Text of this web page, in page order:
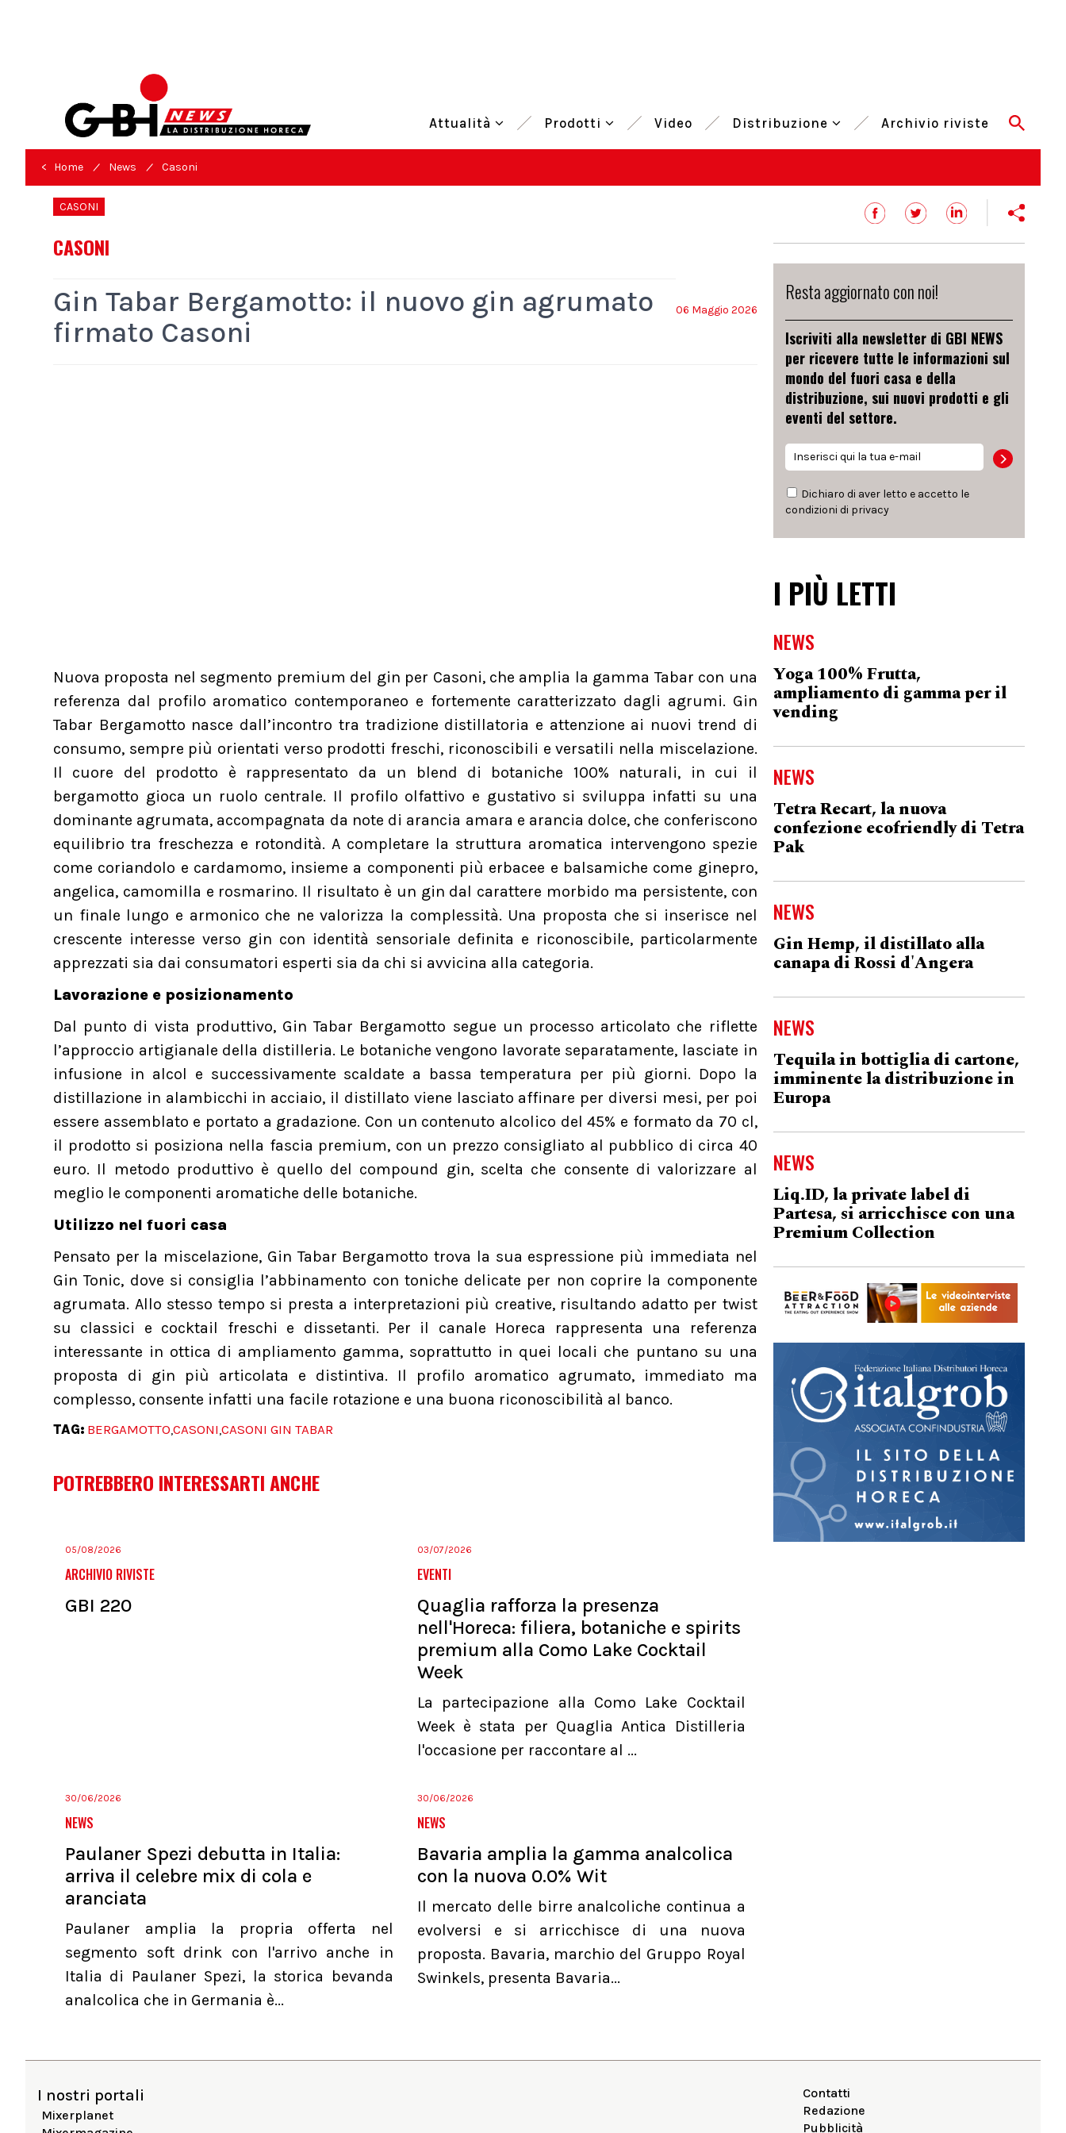
Attualità Prodotti Video Distribuzione Archivio riviste
< Home / News / Casoni
CASONI
CASONI
06 Maggio 2026
Gin Tabar Bergamotto: il nuovo gin agrumato
firmato Casoni
Nuova proposta nel segmento premium del gin per Casoni, che amplia la gamma Tabar con una
referenza dal profilo aromatico contemporaneo e fortemente caratterizzato dagli agrumi. Gin
Tabar Bergamotto nasce dall’incontro tra tradizione distillatoria e attenzione ai nuovi trend di
consumo, sempre più orientati verso prodotti freschi, riconoscibili e versatili nella miscelazione.
Il cuore del prodotto è rappresentato da un blend di botaniche 100% naturali, in cui il
bergamotto gioca un ruolo centrale. Il profilo olfattivo e gustativo si sviluppa infatti su una
dominante agrumata, accompagnata da note di arancia amara e arancia dolce, che conferiscono
equilibrio tra freschezza e rotondità. A completare la struttura aromatica intervengono spezie
come coriandolo e cardamomo, insieme a componenti più erbacee e balsamiche come ginepro,
angelica, camomilla e rosmarino. Il risultato è un gin dal carattere morbido ma persistente, con
un finale lungo e armonico che ne valorizza la complessità. Una proposta che si inserisce nel
crescente interesse verso gin con identità sensoriale definita e riconoscibile, particolarmente
apprezzati sia dai consumatori esperti sia da chi si avvicina alla categoria.
Lavorazione e posizionamento
Dal punto di vista produttivo, Gin Tabar Bergamotto segue un processo articolato che riflette
l’approccio artigianale della distilleria. Le botaniche vengono lavorate separatamente, lasciate in
infusione in alcol e successivamente scaldate a bassa temperatura per più giorni. Dopo la
distillazione in alambicchi in acciaio, il distillato viene lasciato affinare per diversi mesi, per poi
essere assemblato e portato a gradazione. Con un contenuto alcolico del 45% e formato da 70 cl,
il prodotto si posiziona nella fascia premium, con un prezzo consigliato al pubblico di circa 40
euro. Il metodo produttivo è quello del compound gin, scelta che consente di valorizzare al
meglio le componenti aromatiche delle botaniche.
Utilizzo nel fuori casa
Pensato per la miscelazione, Gin Tabar Bergamotto trova la sua espressione più immediata nel
Gin Tonic, dove si consiglia l’abbinamento con toniche delicate per non coprire la componente
agrumata. Allo stesso tempo si presta a interpretazioni più creative, risultando adatto per twist
su classici e cocktail freschi e dissetanti. Per il canale Horeca rappresenta una referenza
interessante in ottica di ampliamento gamma, soprattutto in quei locali che puntano su una
proposta di gin più articolata e distintiva. Il profilo aromatico agrumato, immediato ma
complesso, consente infatti una facile rotazione e una buona riconoscibilità al banco.
TAG: BERGAMOTTO,CASONI,CASONI GIN TABAR
POTREBBERO INTERESSARTI ANCHE
05/08/2026
ARCHIVIO RIVISTE
GBI 220
03/07/2026
EVENTI
Quaglia rafforza la presenza
nell'Horeca: filiera, botaniche e spirits
premium alla Como Lake Cocktail
Week
La partecipazione alla Como Lake Cocktail
Week è stata per Quaglia Antica Distilleria
l'occasione per raccontare al ...
30/06/2026
NEWS
Paulaner Spezi debutta in Italia:
arriva il celebre mix di cola e
aranciata
Paulaner amplia la propria offerta nel
segmento soft drink con l'arrivo anche in
Italia di Paulaner Spezi, la storica bevanda
analcolica che in Germania è...
30/06/2026
NEWS
Bavaria amplia la gamma analcolica
con la nuova 0.0% Wit
Il mercato delle birre analcoliche continua a
evolversi e si arricchisce di una nuova
proposta. Bavaria, marchio del Gruppo Royal
Swinkels, presenta Bavaria...
Resta aggiornato con noi!
Iscriviti alla newsletter di GBI NEWS
per ricevere tutte le informazioni sul
mondo del fuori casa e della
distribuzione, sui nuovi prodotti e gli
eventi del settore.
Dichiaro di aver letto e accetto le
condizioni di privacy
I PIÙ LETTI
NEWS
Yoga 100% Frutta,
ampliamento di gamma per il
vending
NEWS
Tetra Recart, la nuova
confezione ecofriendly di Tetra
Pak
NEWS
Gin Hemp, il distillato alla
canapa di Rossi d'Angera
NEWS
Tequila in bottiglia di cartone,
imminente la distribuzione in
Europa
NEWS
Liq.ID, la private label di
Partesa, si arricchisce con una
Premium Collection
I nostri portali
Mixerplanet
Contatti
Redazione
Pubblicità